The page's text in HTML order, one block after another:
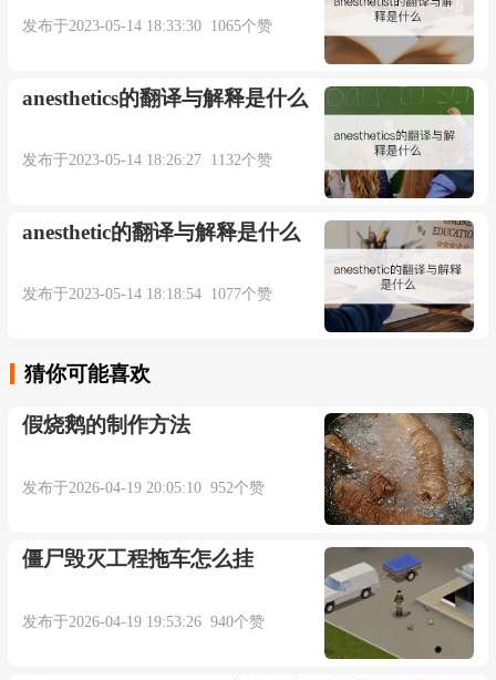
发布于2023-05-14 18:33:30 1065个赞
anesthetics的翻译与解释是什么
发布于2023-05-14 18:26:27 1132个赞
anesthetic的翻译与解释是什么
发布于2023-05-14 18:18:54 1077个赞
猜你可能喜欢
假烧鹅的制作方法
发布于2026-04-19 20:05:10 952个赞
僵尸毁灭工程拖车怎么挂
发布于2026-04-19 19:53:26 940个赞